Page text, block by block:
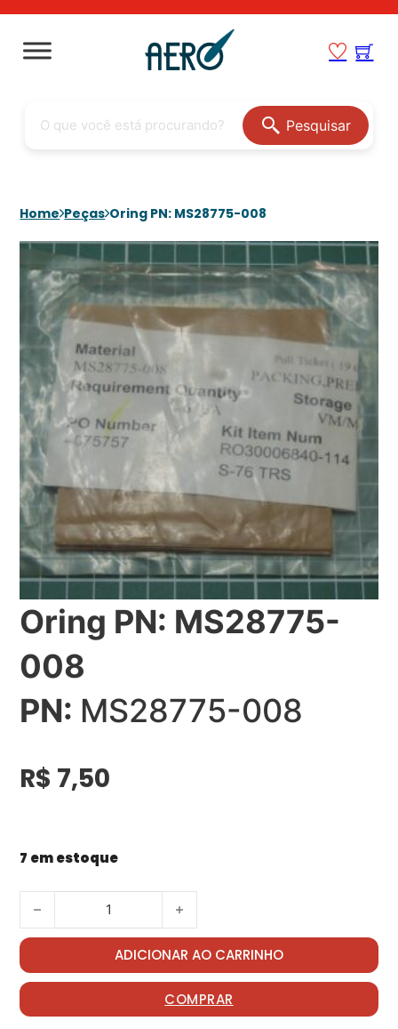
Pesquisar
Home Peças Oring PN: MS28775-008
Oring PN: MS28775-
008
PN: MS28775-008
R$ 7,50
7 em estoque
Oring PN: MS28775-008 quantidade
ADICIONAR AO CARRINHO
COMPRAR